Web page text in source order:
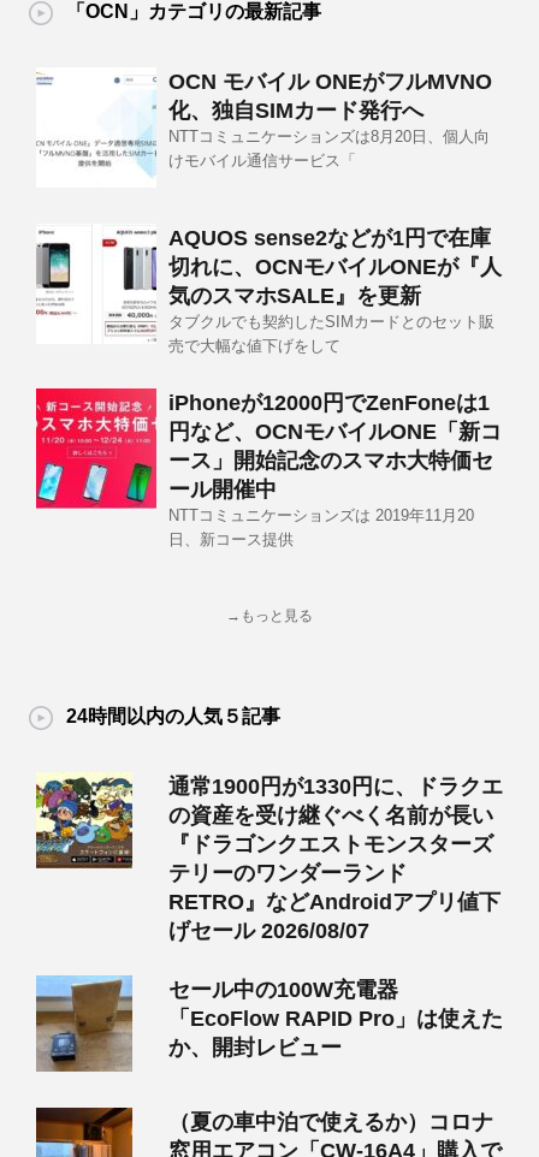
「OCN」カテゴリの最新記事
OCN モバイル ONEがフルMVNO
化、独自SIMカード発行へ
NTTコミュニケーションズは8月20日、個人向
けモバイル通信サービス「
AQUOS sense2などが1円で在庫
切れに、OCNモバイルONEが『人
気のスマホSALE』を更新
タブクルでも契約したSIMカードとのセット販
売で大幅な値下げをして
iPhoneが12000円でZenFoneは1
円など、OCNモバイルONE「新コ
ース」開始記念のスマホ大特価セ
ール開催中
NTTコミュニケーションズは 2019年11月20
日、新コース提供
→もっと見る
24時間以内の人気５記事
通常1900円が1330円に、ドラクエ
の資産を受け継ぐべく名前が長い
『ドラゴンクエストモンスターズ
テリーのワンダーランド
RETRO』などAndroidアプリ値下
げセール 2026/08/07
セール中の100W充電器
「EcoFlow RAPID Pro」は使えた
か、開封レビュー
（夏の車中泊で使えるか）コロナ
窓用エアコン「CW-16A4」購入で